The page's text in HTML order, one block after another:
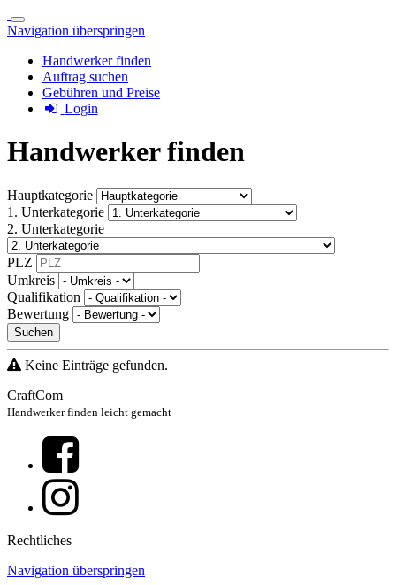
Navigation überspringen
Handwerker finden
Auftrag suchen
Gebühren und Preise
Login
Handwerker finden
Hauptkategorie
1. Unterkategorie
2. Unterkategorie
PLZ
Umkreis
Qualifikation
Bewertung
Suchen
Keine Einträge gefunden.
CraftCom
Handwerker finden leicht gemacht
Rechtliches
Navigation überspringen